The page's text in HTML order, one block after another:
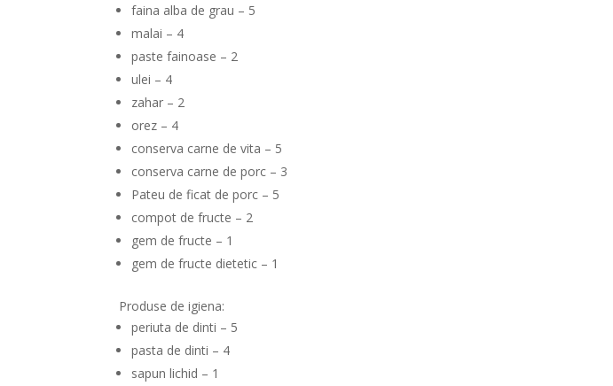
faina alba de grau – 5
malai – 4
paste fainoase – 2
ulei – 4
zahar – 2
orez – 4
conserva carne de vita – 5
conserva carne de porc – 3
Pateu de ficat de porc – 5
compot de fructe – 2
gem de fructe – 1
gem de fructe dietetic – 1
Produse de igiena:
periuta de dinti – 5
pasta de dinti – 4
sapun lichid – 1